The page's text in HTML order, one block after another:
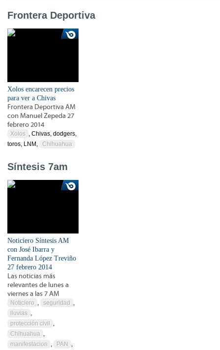
Frontera Deportiva
Xolos encarecen precios
para ver a Chivas
Frontera Deportiva AM
con Manuel Zepeda 27
febrero 2014
Xolos , Chivas, dodgers,
toros, LNM,
Chihuahua
Síntesis 7am
Noticiero Síntesis AM
con José Ibarra y
Fernanda López Treviño
27 febrero 2014
Las noticias más
relevantes de lunes a
viernes a las 7 AM
Noticiero , seguridad ,
lluvias ,
protección civil ,
Chihuahua ,
manifestacion , PAN ,